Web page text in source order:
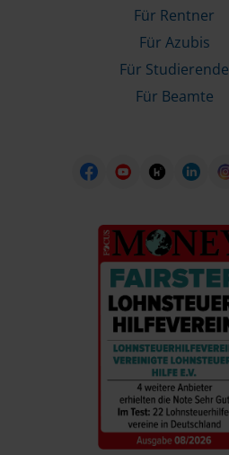
Für Rentner
Für Azubis
Für Studierende
Für Beamte